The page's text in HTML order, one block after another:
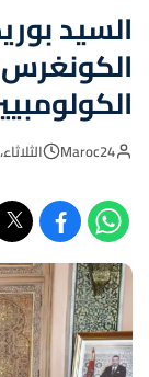
السيد
Maroc24 الثلاثاء، 29 أبريل 2025 - 21:37